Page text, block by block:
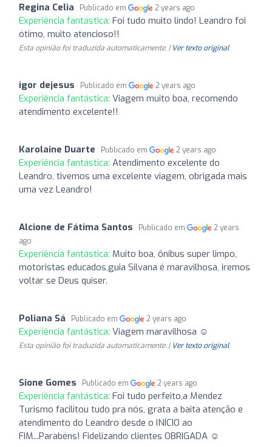
Regina Celia Publicado em 2 years ago
Experiência fantástica: Foi tudo muito lindo! Leandro foi
ótimo, muito atencioso!!
Esta opinião foi traduzida automaticamente. | Ver texto original
igor dejesus Publicado em 2 years ago
Experiência fantástica: Viagem muito boa, recomendo
atendimento excelente!!
Karolaine Duarte Publicado em 2 years ago
Experiência fantástica: Atendimento excelente do
Leandro, tivemos uma excelente viagem, obrigada mais
uma vez Leandro!
Alcione de Fátima Santos Publicado em
2 years
ago
Experiência fantástica: Muito boa, ônibus super limpo,
motoristas educados,guia Silvana é maravilhosa, iremos
voltar se Deus quiser.
Poliana Sá Publicado em 2 years ago
Experiência fantástica: Viagem maravilhosa ☺️
Esta opinião foi traduzida automaticamente. | Ver texto original
Sione Gomes Publicado em 2 years ago
Experiência fantástica: Foi tudo perfeito,a Mendez
Turismo facilitou tudo pra nós, grata a baita atenção e
atendimento do Leandro desde o INÍCIO ao
FIM...Parabéns! Fidelizando clientes OBRIGADA ☺️